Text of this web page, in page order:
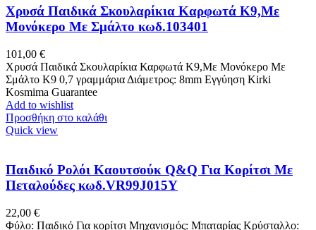
Χρυσά Παιδικά Σκουλαρίκια Καρφωτά Κ9,Με
Μονόκερο Με Σμάλτο κωδ.103401
101,00 €
Χρυσά Παιδικά Σκουλαρίκια Καρφωτά Κ9,Με Μονόκερο Με
Σμάλτο Κ9 0,7 γραμμάρια Διάμετρος: 8mm Εγγύηση Kirki
Kosmima Guarantee
Add to wishlist
Προσθήκη στο καλάθι
Quick view
Παιδικό Ρολόι Καουτσούκ Q&Q Για Κορίτσι Με
Πεταλούδες κωδ.VR99J015Y
22,00 €
Φύλο: Παιδικό Για κορίτσι Μηχανισμός: Μπαταρίας Κρύσταλλο: